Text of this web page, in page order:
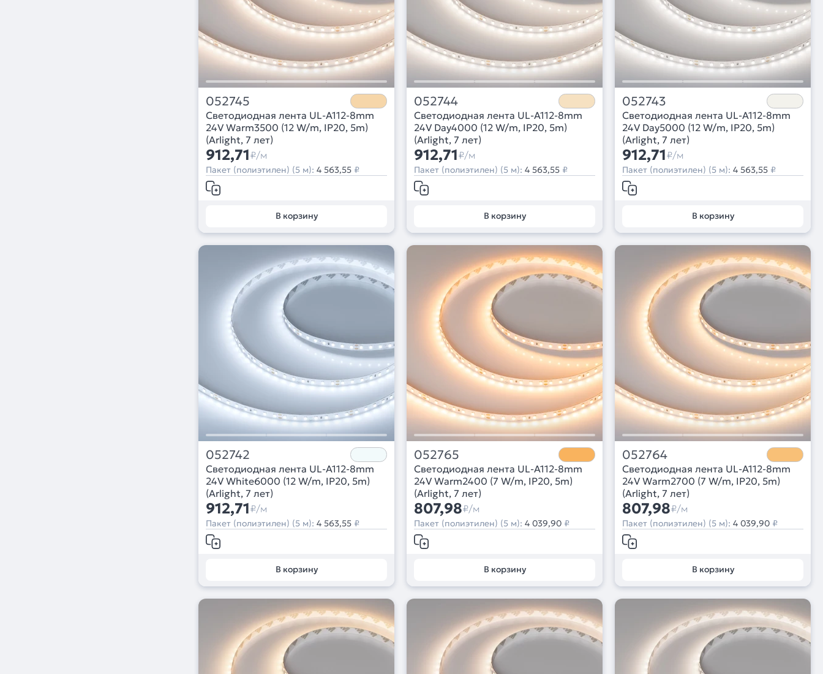
052745
Светодиодная лента UL-A112-8mm
24V Warm3500 (12 W/m, IP20, 5m)
(Arlight, 7 лет)
912,71₽/м
Пакет (полиэтилен) (5 м): 4 563,55 ₽
В корзину
052744
Светодиодная лента UL-A112-8mm
24V Day4000 (12 W/m, IP20, 5m)
(Arlight, 7 лет)
912,71₽/м
Пакет (полиэтилен) (5 м): 4 563,55 ₽
В корзину
052743
Светодиодная лента UL-A112-8mm
24V Day5000 (12 W/m, IP20, 5m)
(Arlight, 7 лет)
912,71₽/м
Пакет (полиэтилен) (5 м): 4 563,55 ₽
В корзину
052742
Светодиодная лента UL-A112-8mm
24V White6000 (12 W/m, IP20, 5m)
(Arlight, 7 лет)
912,71₽/м
Пакет (полиэтилен) (5 м): 4 563,55 ₽
В корзину
052765
Светодиодная лента UL-A112-8mm
24V Warm2400 (7 W/m, IP20, 5m)
(Arlight, 7 лет)
807,98₽/м
Пакет (полиэтилен) (5 м): 4 039,90 ₽
В корзину
052764
Светодиодная лента UL-A112-8mm
24V Warm2700 (7 W/m, IP20, 5m)
(Arlight, 7 лет)
807,98₽/м
Пакет (полиэтилен) (5 м): 4 039,90 ₽
В корзину